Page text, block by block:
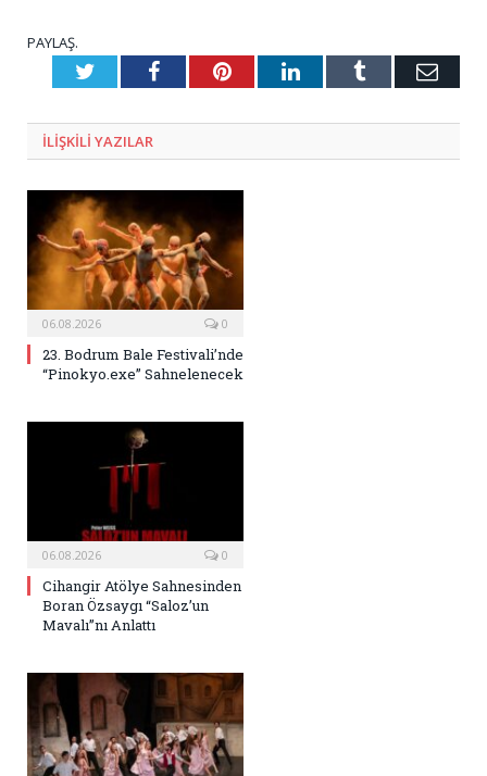
PAYLAŞ.
TwitterFacebookPinterestLinkedInTumblr E-
ILIŞKILI YAZILAR
06.08.2026 0
23. Bodrum Bale Festivali’nde
“Pinokyo.exe” Sahnelenecek
06.08.2026 0
Cihangir Atölye Sahnesinden
Boran Özsaygı “Saloz’un
Mavalı”nı Anlattı